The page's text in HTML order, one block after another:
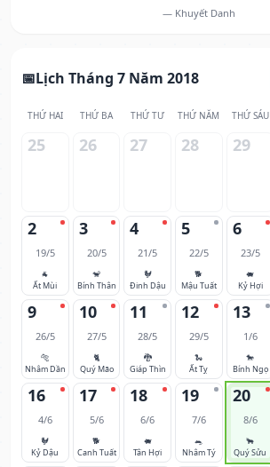
— Khuyết Danh
Lịch Tháng 7 Năm 2018
THỨ HAI THỨ BA THỨ TƯ THỨ NĂM THỨ SÁU
25 26 27 28 29
2
19/5
🐐
Ất Mùi
3
20/5
🐒
Bính Thân
4
21/5
🐓
Đinh Dậu
5
22/5
🐕
Mậu Tuất
6
23/5
🐖
Kỷ Hợi
9
26/5
🐅
Nhâm Dần
10
27/5
🐈
Quý Mão
11
28/5
🐉
Giáp Thìn
12
29/5
🐍
Ất Tỵ
13
1/6
🐎
Bính Ngọ
16
4/6
🐓
Kỷ Dậu
17
5/6
🐕
Canh Tuất
18
6/6
🐖
Tân Hợi
19
7/6
🐀
Nhâm Tý
20
8/6
🐂
Quý Sửu